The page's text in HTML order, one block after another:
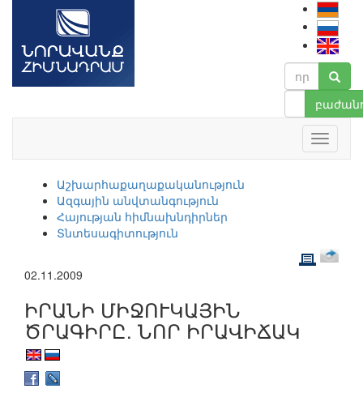
Աշխարհաքաղաքականություն
Ազգային անվտանգություն
Հայության հիմնախնդիրներ
Տնտեսագիտություն
02.11.2009
ԻՐԱՆԻ ՄԻՋՈՒԿԱՅԻՆ
ԾՐԱԳԻՐԸ. ՆՈՐ ԻՐԱՎԻՃԱԿ